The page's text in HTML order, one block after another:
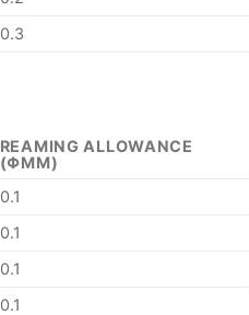
0.3
REAMING ALLOWANCE
(ΦMM)
0.1
0.1
0.1
0.1